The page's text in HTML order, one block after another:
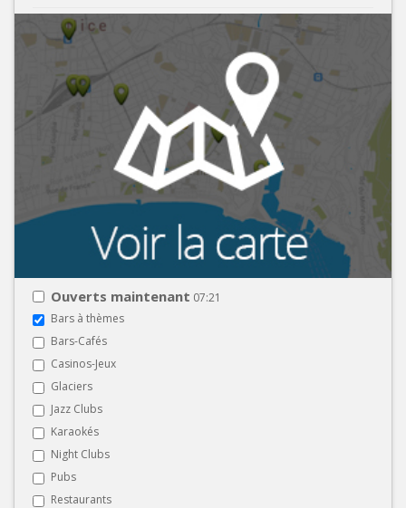
Ouverts maintenant 07:21
Bars à thèmes
Bars-Cafés
Casinos-Jeux
Glaciers
Jazz Clubs
Karaokés
Night Clubs
Pubs
Restaurants